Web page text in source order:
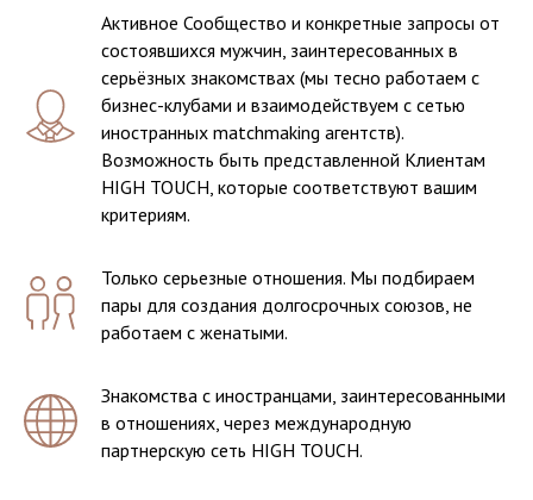
Подари свидание
Активное Сообщество и конкретные запросы от
состоявшихся мужчин, заинтересованных в
серьёзных знакомствах (мы тесно работаем с
бизнес-клубами и взаимодействуем с сетью
иностранных matchmaking агентств).
Возможность быть представленной Клиентам
HIGH TOUCH, которые соответствуют вашим
критериям.
Только серьезные отношения. Мы подбираем
пары для создания долгосрочных союзов, не
работаем с женатыми.
Знакомства с иностранцами, заинтересованными
в отношениях, через международную
партнерскую сеть HIGH TOUCH.